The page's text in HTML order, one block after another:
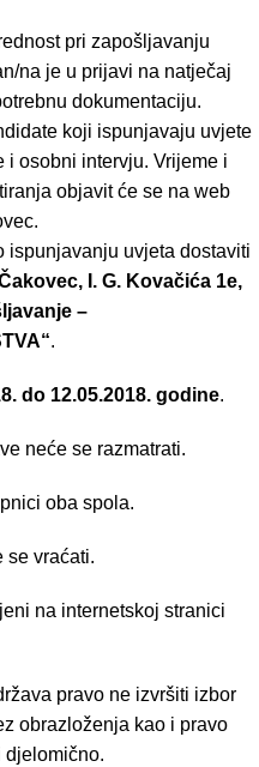
pri zapošljavanju
na je u prijavi na natječaj
dokumentaciju.
koji ispunjavaju uvjete
i osobni intervju. Vrijeme i
objavit će se na web
ispunjavanju uvjeta dostaviti
I. G. Kovačića 1e,
–
.
do 12.05.2018. godine.
neće se razmatrati.
oba spola.
se vraćati.
na internetskoj stranici
pravo ne izvršiti izbor
obrazloženja kao i pravo
djelomično.